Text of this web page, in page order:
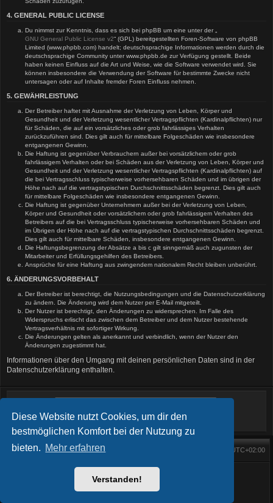
Diese Website nutzt Cookies, um dir den
bestmöglichen Komfort bei der Nutzung zu
bieten. Mehr erfahren
Verstanden!
4. GENERAL PUBLIC LICENSE
Du nimmst zur Kenntnis, dass es sich bei phpBB um eine unter der „
GNU General Public License v2“ (GPL) bereitgestellten Foren-Software von phpBB
Limited (www.phpbb.com) handelt; deutschsprachige Informationen werden durch die
deutschsprachige Community unter www.phpbb.de zur Verfügung gestellt. Beide
haben keinen Einfluss auf die Art und Weise, wie die Software verwendet wird. Sie
können insbesondere die Verwendung der Software für bestimmte Zwecke nicht
untersagen oder auf Inhalte fremder Foren Einfluss nehmen.
5. GEWÄHRLEISTUNG
Der Betreiber haftet mit Ausnahme der Verletzung von Leben, Körper und
Gesundheit und der Verletzung wesentlicher Vertragspflichten (Kardinalpflichten) nur
für Schäden, die auf ein vorsätzliches oder grob fahrlässiges Verhalten
zurückzuführen sind. Dies gilt auch für mittelbare Folgeschäden wie insbesondere
entgangenen Gewinn.
Die Haftung ist gegenüber Verbrauchern außer bei vorsätzlichem oder grob
fahrlässigem Verhalten oder bei Schäden aus der Verletzung von Leben, Körper und
Gesundheit und der Verletzung wesentlicher Vertragspflichten (Kardinalpflichten) auf
die bei Vertragsschluss typischerweise vorhersehbaren Schäden und im übrigen der
Höhe nach auf die vertragstypischen Durchschnittsschäden begrenzt. Dies gilt auch
für mittelbare Folgeschäden wie insbesondere entgangenen Gewinn.
Die Haftung ist gegenüber Unternehmern außer bei der Verletzung von Leben,
Körper und Gesundheit oder vorsätzlichem oder grob fahrlässigem Verhalten des
Betreibers auf die bei Vertragsschluss typischerweise vorhersehbaren Schäden und
im Übrigen der Höhe nach auf die vertragstypischen Durchschnittsschäden begrenzt.
Dies gilt auch für mittelbare Schäden, insbesondere entgangenen Gewinn.
Die Haftungsbegrenzung der Absätze a bis c gilt sinngemäß auch zugunsten der
Mitarbeiter und Erfüllungsgehilfen des Betreibers.
Ansprüche für eine Haftung aus zwingendem nationalem Recht bleiben unberührt.
6. ÄNDERUNGSVORBEHALT
Der Betreiber ist berechtigt, die Nutzungsbedingungen und die Datenschutzerklärung
zu ändern. Die Änderung wird dem Nutzer per E-Mail mitgeteilt.
Der Nutzer ist berechtigt, den Änderungen zu widersprechen. Im Falle des
Widerspruchs erlischt das zwischen dem Betreiber und dem Nutzer bestehende
Vertragsverhältnis mit sofortiger Wirkung.
Die Änderungen gelten als anerkannt und verbindlich, wenn der Nutzer den
Änderungen zugestimmt hat.
Informationen über den Umgang mit deinen persönlichen Daten sind in der
Datenschutzerklärung enthalten.
Startseite Foren-Übersicht UTC+02:00
® Forum Software © phpBB Limited
FanFanlaTuFlippe
Deutsche Übersetzung durchphpBB.de